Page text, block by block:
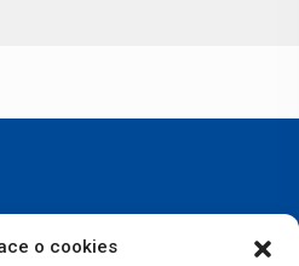
o cookies